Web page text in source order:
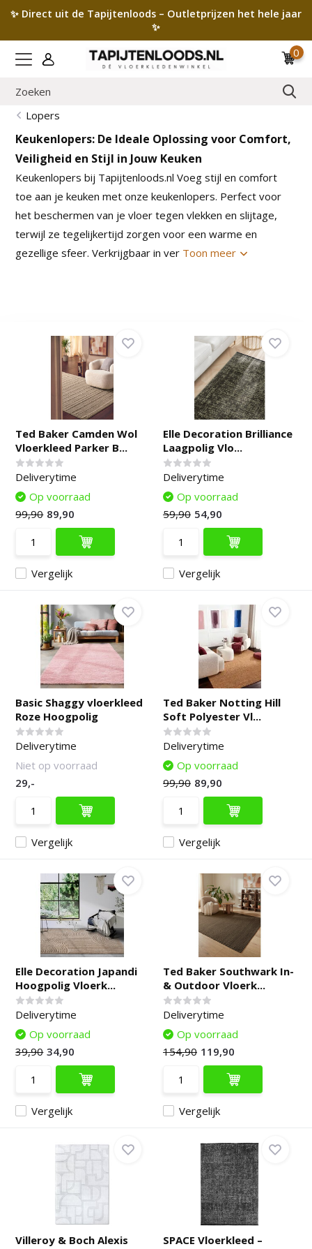
✨ Direct uit de Tapijtenloods – Outletprijzen het hele jaar
✨
0
Lopers
Keukenlopers: De Ideale Oplossing voor Comfort,
Veiligheid en Stijl in Jouw Keuken
Keukenlopers bij Tapijtenloods.nl Voeg stijl en comfort
toe aan je keuken met onze keukenlopers. Perfect voor
het beschermen van je vloer tegen vlekken en slijtage,
terwijl ze tegelijkertijd zorgen voor een warme en
gezellige sfeer. Verkrijgbaar in ver Toon meer
Ted Baker Camden Wol
Vloerkleed Parker B...
Deliverytime
Vergelijk
Op voorraad
99,90 89,90
Elle Decoration Brilliance
Laagpolig Vlo...
Deliverytime
Vergelijk
Op voorraad
59,90 54,90
Basic Shaggy vloerkleed
Roze Hoogpolig
Deliverytime
Vergelijk
Niet op voorraad
29,-
Ted Baker Notting Hill
Soft Polyester Vl...
Deliverytime
Vergelijk
Op voorraad
99,90 89,90
Elle Decoration Japandi
Hoogpolig Vloerk...
Deliverytime
Vergelijk
Op voorraad
39,90 34,90
Ted Baker Southwark In-
& Outdoor Vloerk...
Deliverytime
Vergelijk
Op voorraad
154,90 119,90
Villeroy & Boch Alexis
SPACE Vloerkleed –